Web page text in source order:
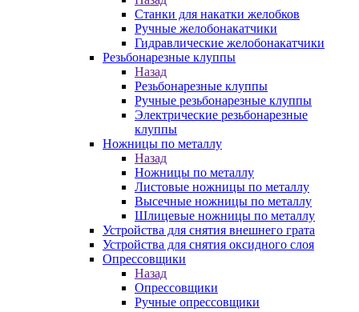
Станки для накатки желобков
Ручные желобонакатчики
Гидравлические желобонакатчики
Резьбонарезные клуппы
Назад
Резьбонарезные клуппы
Ручные резьбонарезные клуппы
Электрические резьбонарезные
клуппы
Ножницы по металлу
Назад
Ножницы по металлу
Листовые ножницы по металлу
Высечные ножницы по металлу
Шлицевые ножницы по металлу
Устройства для снятия внешнего грата
Устройства для снятия оксидного слоя
Опрессовщики
Назад
Опрессовщики
Ручные опрессовщики